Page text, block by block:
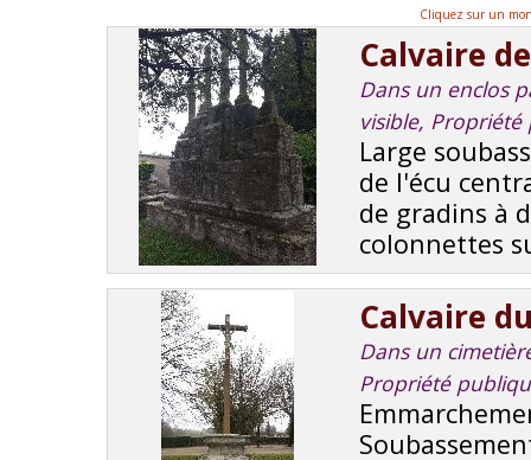
Cliquez sur un
Calvaire
Dans un enclos
visible,
Large
de l'écu
de gradins à
colonnettes
Calvaire
Dans un
Propriété